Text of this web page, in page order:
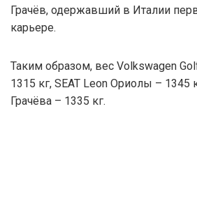
Грачёв, одержавший в Италии
карьере.
Таким образом, вес Volkswagen
1315 кг, SEAT Leon Ориолы – 1345
Грачёва – 1335 кг.